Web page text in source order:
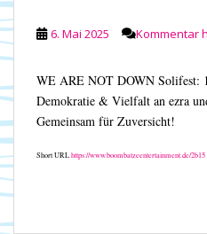
6. Mai 2025 Kommentar
WE ARE NOT DOWN Solifest:
Demokratie & Vielfalt an ezra
Gemeinsam für Zuversicht!
Short URLhttps://www.boombatzeentertainment.de/2b15